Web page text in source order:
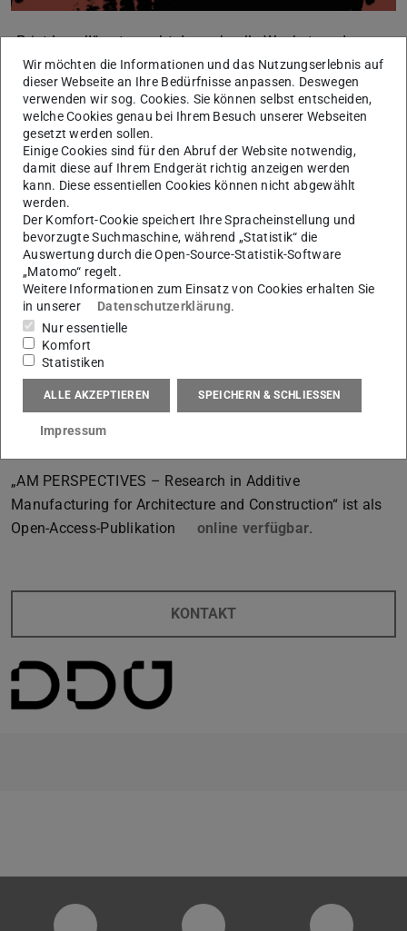
„Print Local!“ untersucht das schnelle Wachstum der
additiven Fertigung in der Architektur, von Labortests bis
hin zu Mehrfamilienhäusern. Es betont die
interdisziplinären Anstrengungen von Ingenieuren,
Architekten, Robotikern und Materialwissenschaftlern, die
sich mit dem Klimawandel, Ressourcenknappheit und
bezahlbarem Wohnraum durch lokale Materialien und
dezentrale Technologien befassen.
Das Buch „AM PERSPECTIVES“, herausgegeben von
Philipp Rosendahl, Bruno Figueiredo, Michaela Turrin,
Ulrich Knaack und Paolo J. S. Cruz, bietet einen
umfassenden Überblick über die neuesten Entwicklungen
im 3D-Druck für Architektur und Bauwesen. Es behandelt
Materialien, Prozesse, Skalierungsherausforderungen und
innovative Fallstudien. Zudem wird das zukünftige
Potenzial des 3D-Drucks für Nachhaltigkeit,
Erschwinglichkeit und Anwendungen in Bereichen wie
„AM PERSPECTIVES – Research in Additive
Manufacturing for Architecture and Construction“ ist als
Open-Access-Publikation
online verfügbar.
KONTAKT
Wir möchten die Informationen und das Nutzungserlebnis auf
dieser Webseite an Ihre Bedürfnisse anpassen. Deswegen
verwenden wir sog. Cookies. Sie können selbst entscheiden,
welche Cookies genau bei Ihrem Besuch unserer Webseiten
gesetzt werden sollen.
Einige Cookies sind für den Abruf der Website notwendig,
damit diese auf Ihrem Endgerät richtig anzeigen werden
kann. Diese essentiellen Cookies können nicht abgewählt
werden.
Der Komfort-Cookie speichert Ihre Spracheinstellung und
bevorzugte Suchmaschine, während „Statistik“ die
Auswertung durch die Open-Source-Statistik-Software
„Matomo“ regelt.
Weitere Informationen zum Einsatz von Cookies erhalten Sie
in unserer
Datenschutzerklärung.
Nur essentielle
Komfort
Statistiken
ALLE AKZEPTIEREN SPEICHERN & SCHLIESSEN
Impressum